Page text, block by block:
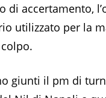
di accertamento,
utilizzato per la
giunti il pm di